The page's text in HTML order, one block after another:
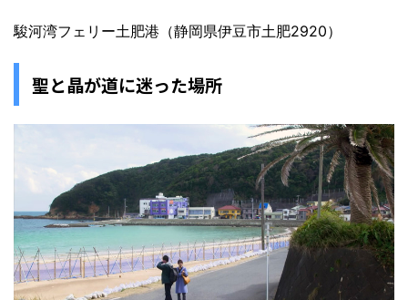
駿河湾フェリー土肥港（静岡県伊豆市土肥2920）
聖と晶が道に迷った場所